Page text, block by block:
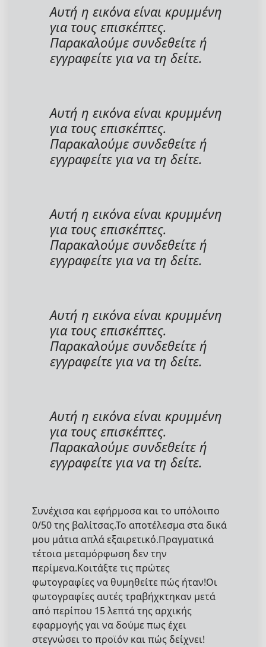
Αυτή η εικόνα είναι κρυμμένη
για τους επισκέπτες.
Παρακαλούμε συνδεθείτε ή
εγγραφείτε για να τη δείτε.
Αυτή η εικόνα είναι κρυμμένη
για τους επισκέπτες.
Παρακαλούμε συνδεθείτε ή
εγγραφείτε για να τη δείτε.
Αυτή η εικόνα είναι κρυμμένη
για τους επισκέπτες.
Παρακαλούμε συνδεθείτε ή
εγγραφείτε για να τη δείτε.
Αυτή η εικόνα είναι κρυμμένη
για τους επισκέπτες.
Παρακαλούμε συνδεθείτε ή
εγγραφείτε για να τη δείτε.
Αυτή η εικόνα είναι κρυμμένη
για τους επισκέπτες.
Παρακαλούμε συνδεθείτε ή
εγγραφείτε για να τη δείτε.
Συνέχισα και εφήρμοσα και το υπόλοιπο
0/50 της βαλίτσας.Το αποτέλεσμα στα δικά
μου μάτια απλά εξαιρετικό.Πραγματικά
τέτοια μεταμόρφωση δεν την
περίμενα.Κοιτάξτε τις πρώτες
φωτογραφίες να θυμηθείτε πώς ήταν!Οι
φωτογραφίες αυτές τραβήχκτηκαν μετά
από περίπου 15 λεπτά της αρχικής
εφαρμογής γαι να δούμε πως έχει
στεγνώσει το προϊόν και πώς δείχνει!